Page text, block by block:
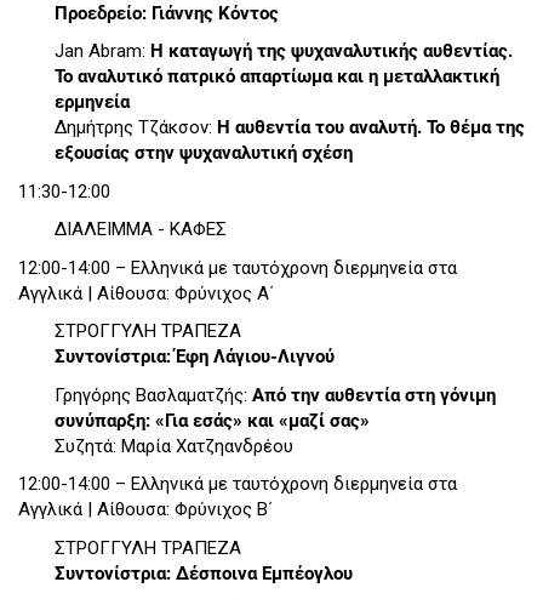
Προεδρείο: Γιάννης Κόντος
Jan Abram: Η καταγωγή της ψυχαναλυτικής αυθεντίας.
Το αναλυτικό πατρικό απαρτίωμα και η μεταλλακτική
ερμηνεία
Δημήτρης Τζάκσον: Η αυθεντία του αναλυτή. Το θέμα της
εξουσίας στην ψυχαναλυτική σχέση
11:30-12:00
ΔΙΑΛΕΙΜΜΑ - ΚΑΦΕΣ
12:00-14:00 – Ελληνικά με ταυτόχρονη διερμηνεία στα
Αγγλικά | Αίθουσα: Φρύνιχος Α΄
ΣΤΡΟΓΓΥΛΗ ΤΡΑΠΕΖΑ
Συντονίστρια: Έφη Λάγιου-Λιγνού
Γρηγόρης Βασλαματζής: Από την αυθεντία στη γόνιμη
συνύπαρξη: «Για εσάς» και «μαζί σας»
Συζητά: Μαρία Χατζηανδρέου
12:00-14:00 – Ελληνικά με ταυτόχρονη διερμηνεία στα
Αγγλικά | Αίθουσα: Φρύνιχος Β΄
ΣΤΡΟΓΓΥΛΗ ΤΡΑΠΕΖΑ
Συντονίστρια: Δέσποινα Εμπέογλου